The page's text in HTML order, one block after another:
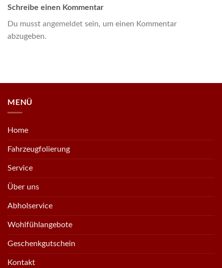
Schreibe einen Kommentar
Du musst angemeldet sein, um einen Kommentar
abzugeben.
MENÜ
Home
Fahrzeugfolierung
Service
Über uns
Abholservice
Wohlfühlangebote
Geschenkgutschein
Kontakt